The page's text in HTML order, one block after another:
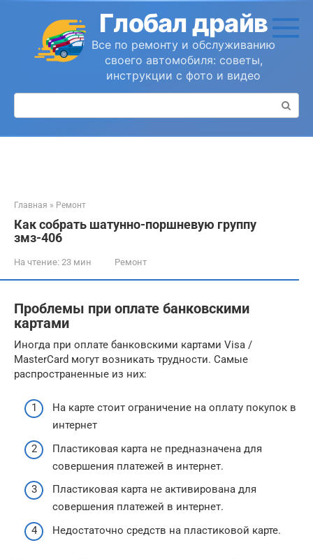
контенту
Глобал драйв
Все по ремонту и обслуживанию
своего автомобиля: советы,
инструкции с фото и видео
Поиск:
Главная » Ремонт
Как собрать шатунно-поршневую группу
змз-406
На чтение: 23 мин Ремонт
Проблемы при оплате банковскими
картами
Иногда при оплате банковскими картами Visa /
MasterCard могут возникать трудности. Самые
распространенные из них:
На карте стоит ограничение на оплату покупок в
интернет
Пластиковая карта не предназначена для
совершения платежей в интернет.
Пластиковая карта не активирована для
совершения платежей в интернет.
Недостаточно средств на пластиковой карте.